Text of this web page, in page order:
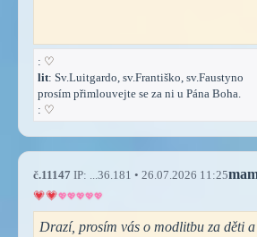
: ♡
lit: Sv.Luitgardo, sv.Františko, sv.Faustyno
prosím přimlouvejte se za ni u Pána Boha.
: ♡
č.11147 IP: ...36.181 • 26.07.2026 11:25
Drazí, prosím vás o modlitbu za děti